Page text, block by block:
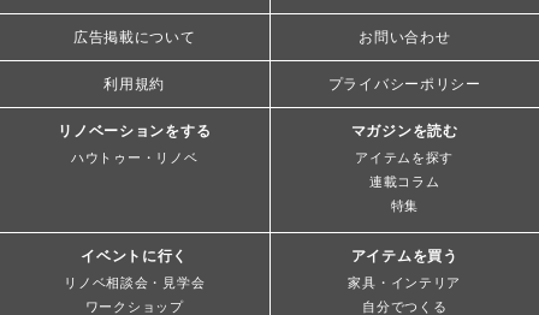
広告掲載について お問い合わせ
利用規約 プライバシーポリシー
リノベーションをする
ハウトゥー・リノベ
マガジンを読む
アイテムを探す
連載コラム
特集
イベントに行く
リノベ相談会・見学会
ワークショップ
アイテムを買う
家具・インテリア
自分でつくる